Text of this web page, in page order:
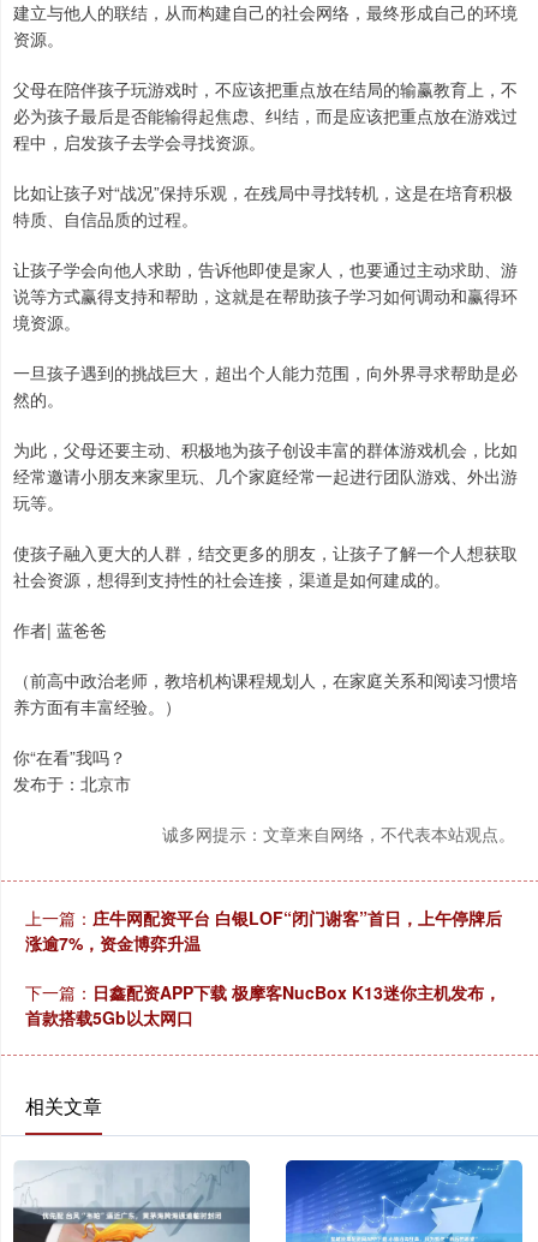
建立与他人的联结，从而构建自己的社会网络，最终形成自己的环境
资源。
父母在陪伴孩子玩游戏时，不应该把重点放在结局的输赢教育上，不
必为孩子最后是否能输得起焦虑、纠结，而是应该把重点放在游戏过
程中，启发孩子去学会寻找资源。
比如让孩子对“战况”保持乐观，在残局中寻找转机，这是在培育积极
特质、自信品质的过程。
让孩子学会向他人求助，告诉他即使是家人，也要通过主动求助、游
说等方式赢得支持和帮助，这就是在帮助孩子学习如何调动和赢得环
境资源。
一旦孩子遇到的挑战巨大，超出个人能力范围，向外界寻求帮助是必
然的。
为此，父母还要主动、积极地为孩子创设丰富的群体游戏机会，比如
经常邀请小朋友来家里玩、几个家庭经常一起进行团队游戏、外出游
玩等。
使孩子融入更大的人群，结交更多的朋友，让孩子了解一个人想获取
社会资源，想得到支持性的社会连接，渠道是如何建成的。
作者| 蓝爸爸
（前高中政治老师，教培机构课程规划人，在家庭关系和阅读习惯培
养方面有丰富经验。）
你“在看”我吗？
发布于：北京市
诚多网提示：文章来自网络，不代表本站观点。
上一篇： 庄牛网配资平台 白银LOF“闭门谢客”首日，上午停牌后
涨逾7%，资金博弈升温
下一篇： 日鑫配资APP下载 极摩客NucBox K13迷你主机发布，
首款搭载5Gb以太网口
相关文章